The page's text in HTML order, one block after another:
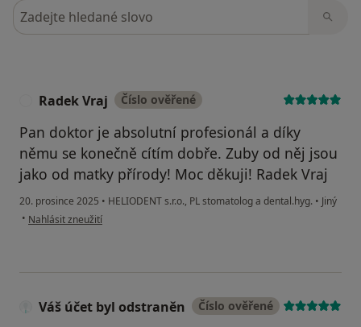
Hledejte v názorech
Radek Vraj Číslo ověřené
Pan doktor je absolutní profesionál a díky
němu se konečně cítím dobře. Zuby od něj jsou
jako od matky přírody! Moc děkuji! Radek Vraj
20. prosince 2025 • HELIODENT s.r.o., PL stomatolog a dental.hyg. • Jiný
• podle názoru uživatele Radek Vraj
Nahlásit zneužití
Váš účet byl odstraněn Číslo ověřené